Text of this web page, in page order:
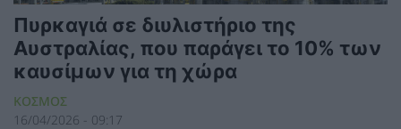
Πυρκαγιά σε διυλιστήριο της
Αυστραλίας, που παράγει το 10% των
καυσίμων για τη χώρα
ΚΟΣΜΟΣ
16/04/2026 - 09:17